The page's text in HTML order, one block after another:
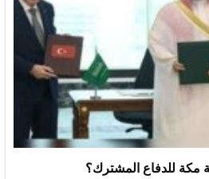
مكة للدفاع المشترك؟